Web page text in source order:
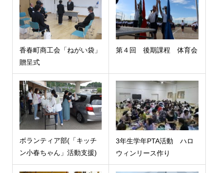
香春町商工会「ねがい袋」
贈呈式
第４回 後期課程 体育会
ボランティア部(「キッチ
ン小春ちゃん」活動支援)
3年生学年PTA活動 ハロ
ウィンリース作り